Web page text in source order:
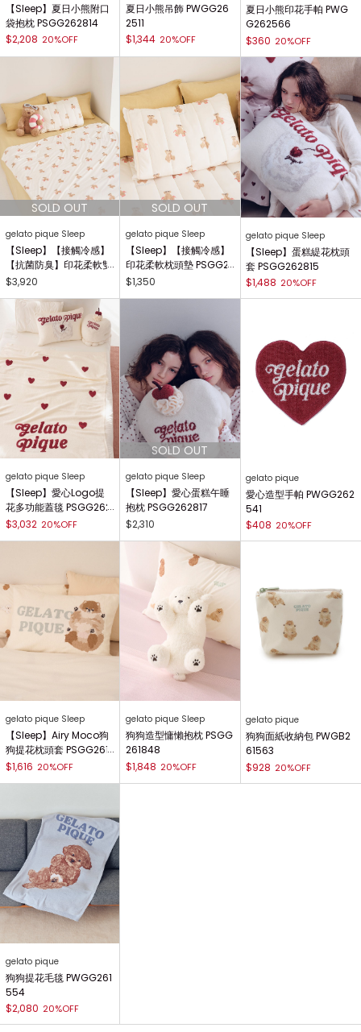
【Sleep】夏日小熊附口
袋抱枕 PSGG262814
$2,208 20%OFF
夏日小熊吊飾 PWGG26
2511
$1,344 20%OFF
夏日小熊印花手帕 PWG
G262566
$360 20%OFF
gelato pique Sleep
【Sleep】【接觸冷感】
【抗菌防臭】印花柔軟雙
面毯 PSGG262803
$3,920
gelato pique Sleep
【Sleep】【接觸冷感】
印花柔軟枕頭墊 PSGG2
62804
$1,350
gelato pique Sleep
【Sleep】蛋糕緹花枕頭
套 PSGG262815
$1,488 20%OFF
gelato pique Sleep
【Sleep】愛心Logo提
花多功能蓋毯 PSGG262
816
$3,032 20%OFF
gelato pique Sleep
【Sleep】愛心蛋糕午睡
抱枕 PSGG262817
$2,310
gelato pique
愛心造型手帕 PWGG262
541
$408 20%OFF
gelato pique Sleep
【Sleep】Airy Moco狗
狗提花枕頭套 PSGG261
846
$1,616 20%OFF
gelato pique Sleep
狗狗造型慵懶抱枕 PSGG
261848
$1,848 20%OFF
gelato pique
狗狗面紙收納包 PWGB2
61563
$928 20%OFF
gelato pique
狗狗提花毛毯 PWGG261
554
$2,080 20%OFF